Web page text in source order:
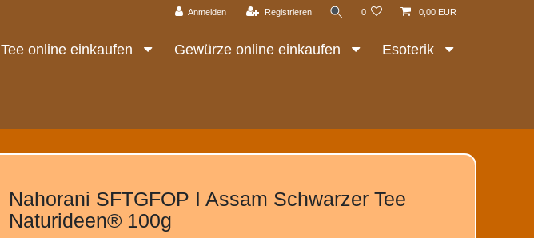
Anmelden Registrieren 0 0,00 EUR
Tee online einkaufen Gewürze online einkaufen Esoterik
Nahorani SFTGFOP I Assam Schwarzer Tee
Naturideen® 100g